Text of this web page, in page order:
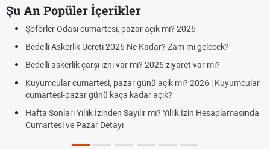
Şu An Popüler İçerikler
Şöförler Odası cumartesi, pazar açık mı? 2026
Bedelli Askerlik Ücreti 2026 Ne Kadar? Zam mı gelecek?
Bedelli askerlik çarşı izni var mı? 2026 ziyaret var mı?
Kuyumcular cumartesi, pazar günü açık mı? 2026 | Kuyumcular
cumartesi-pazar günü kaça kadar açık?
Hafta Sonları Yıllık İzinden Sayılır mı? Yıllık İzin Hesaplamasında
Cumartesi ve Pazar Detayı